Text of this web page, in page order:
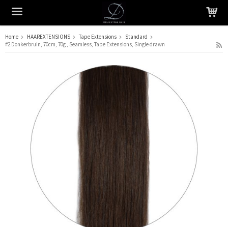
Het product is in je winkelmandje geplaatst
Home HAAREXTENSIONS Tape Extensions
Standard
#2 Donkerbruin, 70cm, 70g , Seamless, Tape Extensions, Single drawn